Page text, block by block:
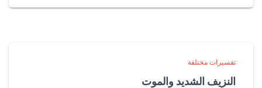
تفسيرات مختلفة
النزيف الشديد والموت